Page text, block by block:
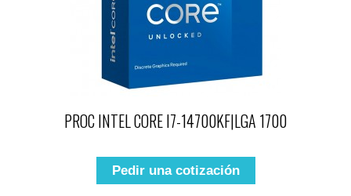
PROC INTEL CORE I7-14700KF|LGA 1700
Pedir una cotización